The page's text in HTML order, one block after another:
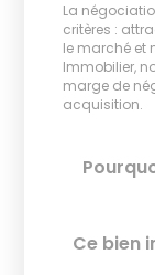
La
critères :
le marché et
Immobilier,
marge de
acquisition.
Ce bien